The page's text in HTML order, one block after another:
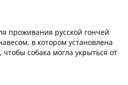
проживания русской гончей
в котором установлена
собака могла укрыться от